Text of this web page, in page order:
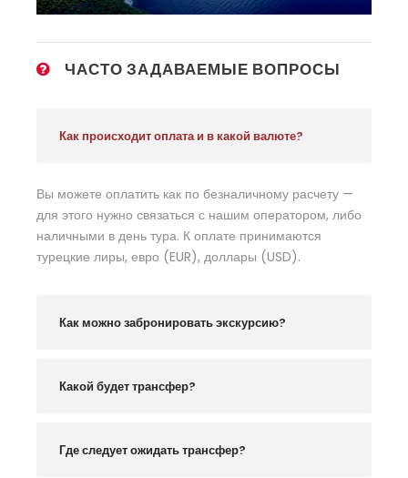
ЧАСТО ЗАДАВАЕМЫЕ ВОПРОСЫ
Как происходит оплата и в какой валюте?
Вы можете оплатить как по безналичному расчету —
для этого нужно связаться с нашим оператором, либо
наличными в день тура. К оплате принимаются
турецкие лиры, евро (EUR), доллары (USD).
Как можно забронировать экскурсию?
Какой будет трансфер?
Где следует ожидать трансфер?